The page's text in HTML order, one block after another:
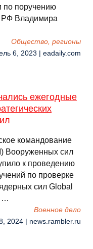
по поручению
РФ Владимира
Общество, регионы
6, 2023 | eadaily.com
ежегодные
командование
Вооруженных сил
к проведению
по проверке
сил Global
…
Военное дело
2024 | news.rambler.ru